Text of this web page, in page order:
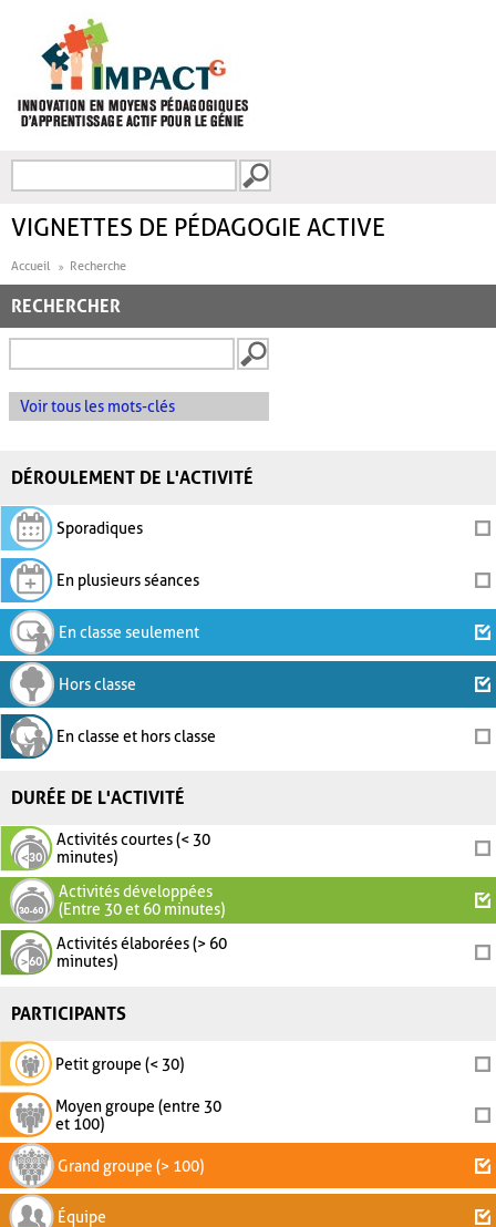
FORMULAIRE DE
VIGNETTES DE PÉDAGOGIE ACTIVE
Accueil Recherche
RECHERCHER
Voir tous les mots-clés
DÉROULEMENT DE L'ACTIVITÉ
Sporadiques
En plusieurs séances
En classe seulement
Hors classe
En classe et hors classe
DURÉE DE L'ACTIVITÉ
Activités courtes (< 30
minutes)
Activités développées
(Entre 30 et 60 minutes)
Activités élaborées (> 60
minutes)
PARTICIPANTS
Petit groupe (< 30)
Moyen groupe (entre 30
et 100)
Grand groupe (> 100)
Équipe